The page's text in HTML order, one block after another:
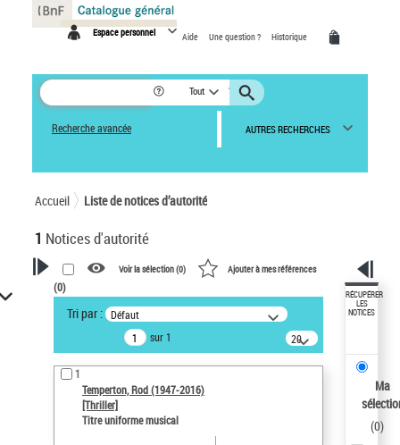
Espace personnel Aide Une question ? Historique
Tout
Recherche avancée AUTRES RECHERCHES
Accueil Liste de notices d’autorité
1 Notices d'autorité
VOTRE RECHERCHE
Recherche avancée dans les
notices d’autorité
Œuvres liées à l'auteur :
Temperton, Rod (1947-2016)
Voir la sélection (0) Ajouter à mes références
(0)
Tri par : Défaut
sur 1
20
résultats/page
1
Temperton, Rod (1947-2016)
[Thriller]
Titre uniforme musical
RÉCUPÉRER
LES
NOTICES
Ma
(0)
Panneau de gestion des cookies